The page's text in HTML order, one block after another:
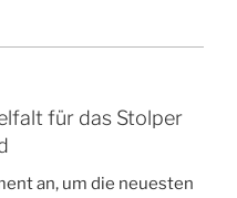
für das Stolper
an, um die neuesten